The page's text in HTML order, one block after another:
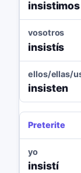
insistimos
vosotros
insistís
ellos/ellas/
insisten
Preterite
yo
insistí